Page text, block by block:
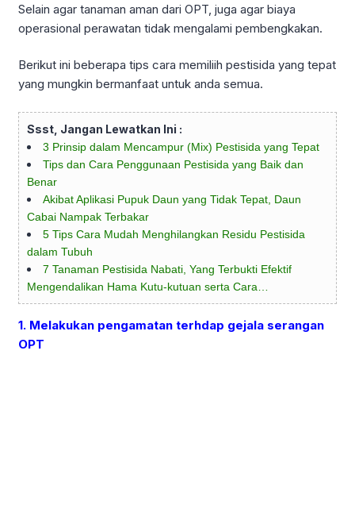
Selain agar tanaman aman dari OPT, juga agar biaya
operasional perawatan tidak mengalami pembengkakan.
Berikut ini beberapa tips cara memiliih pestisida yang tepat
yang mungkin bermanfaat untuk anda semua.
Ssst, Jangan Lewatkan Ini :
3 Prinsip dalam Mencampur (Mix) Pestisida yang Tepat
Tips dan Cara Penggunaan Pestisida yang Baik dan
Benar
Akibat Aplikasi Pupuk Daun yang Tidak Tepat, Daun
Cabai Nampak Terbakar
5 Tips Cara Mudah Menghilangkan Residu Pestisida
dalam Tubuh
7 Tanaman Pestisida Nabati, Yang Terbukti Efektif
Mengendalikan Hama Kutu-kutuan serta Cara…
1. Melakukan pengamatan terhdap gejala serangan
OPT